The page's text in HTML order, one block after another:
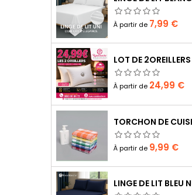
À partir de Prix
7,99 €
LOT DE 2OREILLERS
À partir de Prix
24,99 €
À partir de Prix
9,99 €